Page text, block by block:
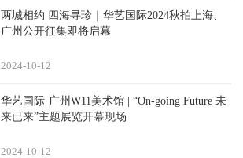
两城相约 四海寻珍｜华艺国际2024秋拍上海、
广州公开征集即将启幕
12
2024-10
华艺国际·广州W11美术馆 | “On-going Future 未
来已来”主题展览开幕现场
12
2024-10